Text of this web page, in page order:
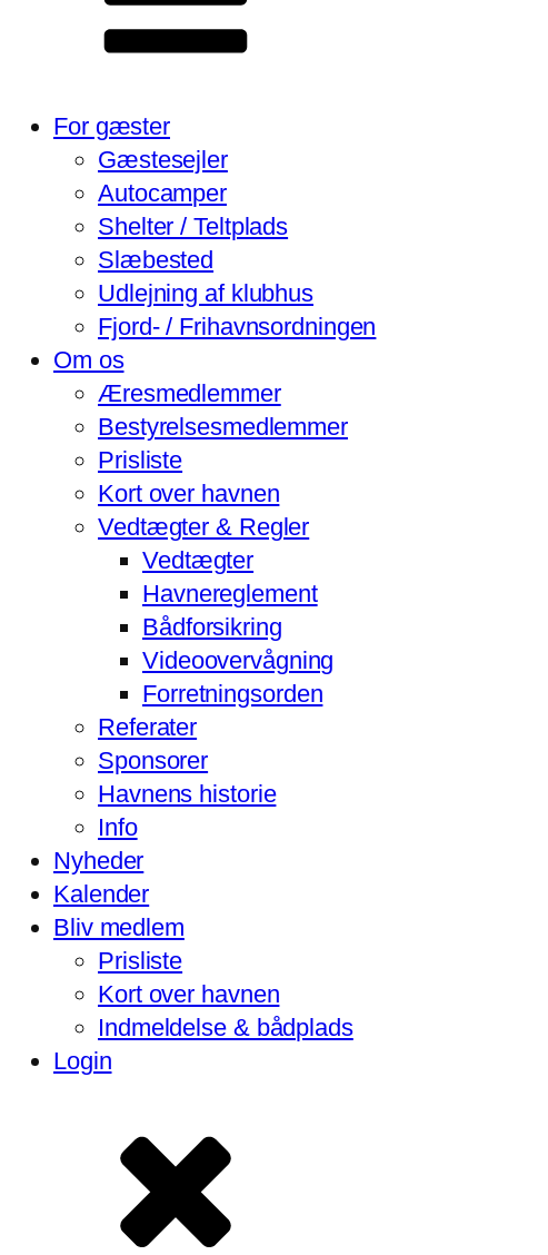
For gæster
Gæstesejler
Autocamper
Shelter / Teltplads
Slæbested
Udlejning af klubhus
Fjord- / Frihavnsordningen
Om os
Æresmedlemmer
Bestyrelsesmedlemmer
Prisliste
Kort over havnen
Vedtægter & Regler
Vedtægter
Havnereglement
Bådforsikring
Videoovervågning
Forretningsorden
Referater
Sponsorer
Havnens historie
Info
Nyheder
Kalender
Bliv medlem
Prisliste
Kort over havnen
Indmeldelse & bådplads
Login